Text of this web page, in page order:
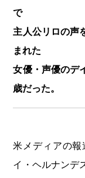
で
主人公リロの声
まれた
女優・声優のデ
歳だった。
米メディアの報
イ・ヘルナンデ